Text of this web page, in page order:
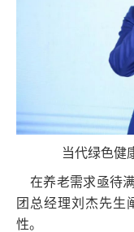
当代绿色健
在养老需求亟待
团总经理刘杰先生
性。